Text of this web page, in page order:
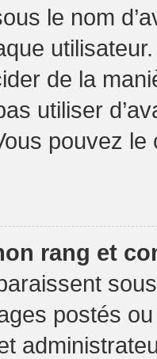
le nom
utilisateur.
de la
utiliser
pouvez
rang et
postés